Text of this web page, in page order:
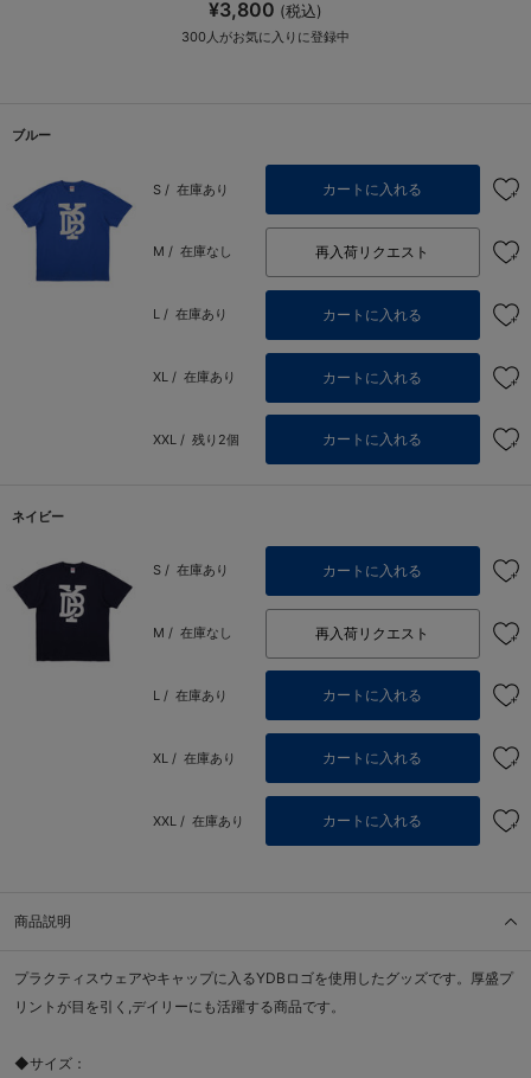
¥3,800 (税込)
300 人がお気に入りに登録中
ブルー
S / 在庫あり カートに入れる
M / 在庫なし 再入荷リクエスト
L / 在庫あり カートに入れる
XL / 在庫あり カートに入れる
XXL / 残り2個 カートに入れる
ネイビー
S / 在庫あり カートに入れる
M / 在庫なし 再入荷リクエスト
L / 在庫あり カートに入れる
XL / 在庫あり カートに入れる
XXL / 在庫あり カートに入れる
商品説明
プラクティスウェアやキャップに入るYDBロゴを使用したグッズです。厚盛プ
リントが目を引く,デイリーにも活躍する商品です。
◆サイズ：